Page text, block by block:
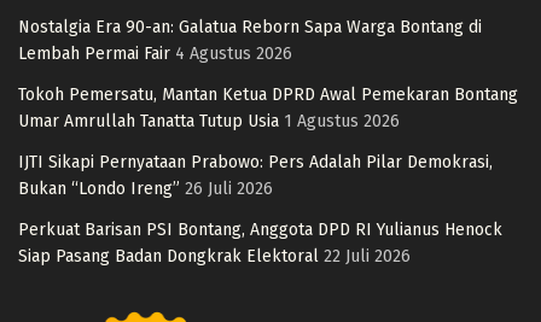
Nostalgia Era 90-an: Galatua Reborn Sapa Warga Bontang di
Lembah Permai Fair 4 Agustus 2026
Tokoh Pemersatu, Mantan Ketua DPRD Awal Pemekaran Bontang
Umar Amrullah Tanatta Tutup Usia 1 Agustus 2026
IJTI Sikapi Pernyataan Prabowo: Pers Adalah Pilar Demokrasi,
Bukan “Londo Ireng” 26 Juli 2026
Perkuat Barisan PSI Bontang, Anggota DPD RI Yulianus Henock
Siap Pasang Badan Dongkrak Elektoral 22 Juli 2026